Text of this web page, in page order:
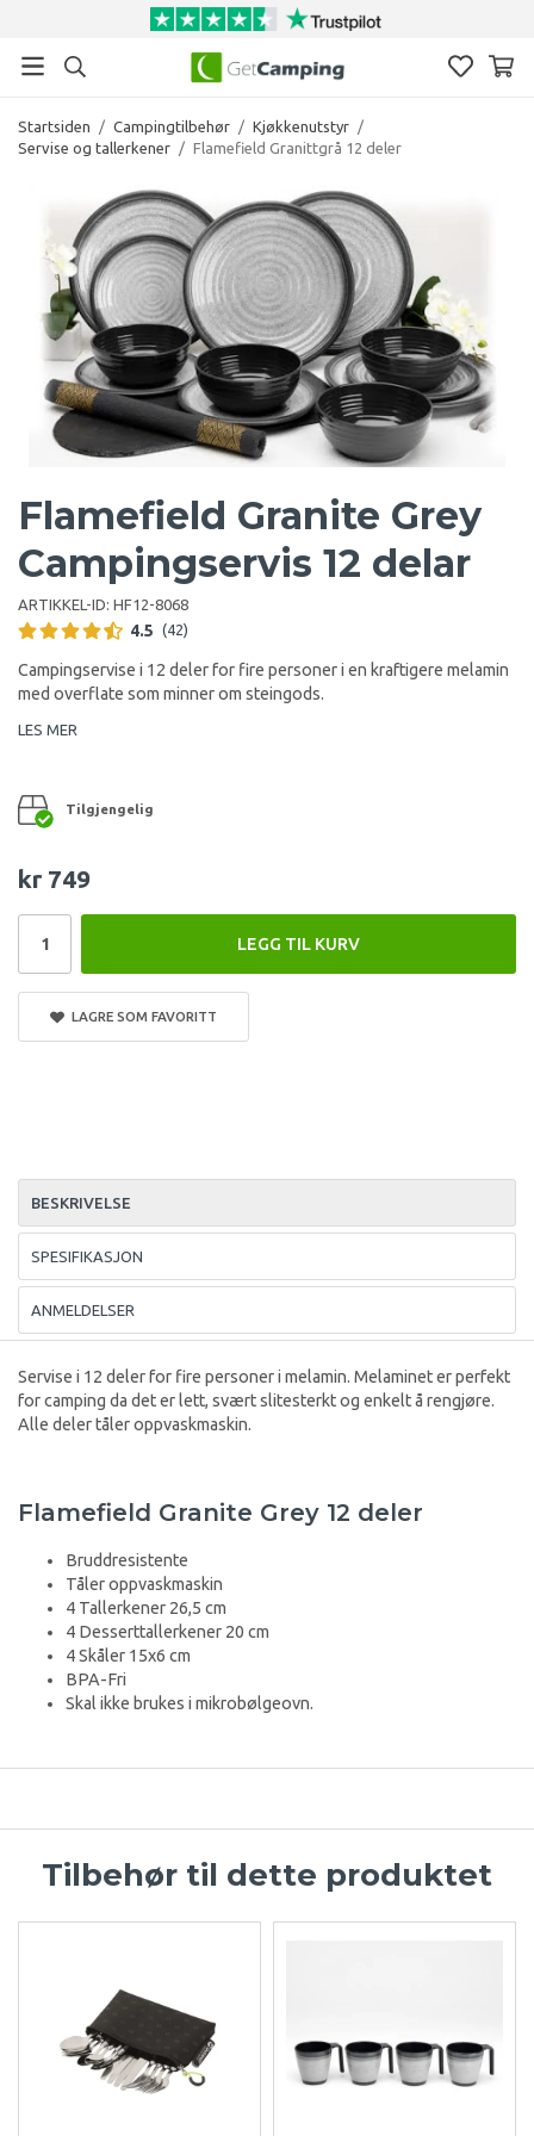
Startsiden / Campingtilbehør / Kjøkkenutstyr /
Servise og tallerkener / Flamefield Granittgrå 12 deler
Flamefield Granite Grey
Campingservis 12 delar
ARTIKKEL-ID: HF12-8068
4.5 (42)
Campingservise i 12 deler for fire personer i en kraftigere melamin
med overflate som minner om steingods.
LES MER
Tilgjengelig
kr 749
LEGG TIL KURV
LAGRE SOM FAVORITT
BESKRIVELSE
SPESIFIKASJON
ANMELDELSER
Servise i 12 deler for fire personer i melamin. Melaminet er perfekt
for camping da det er lett, svært slitesterkt og enkelt å rengjøre.
Alle deler tåler oppvaskmaskin.
Flamefield Granite Grey 12 deler
Bruddresistente
Tåler oppvaskmaskin
4 Tallerkener 26,5 cm
4 Desserttallerkener 20 cm
4 Skåler 15x6 cm
BPA-Fri
Skal ikke brukes i mikrobølgeovn.
Tilbehør til dette produktet